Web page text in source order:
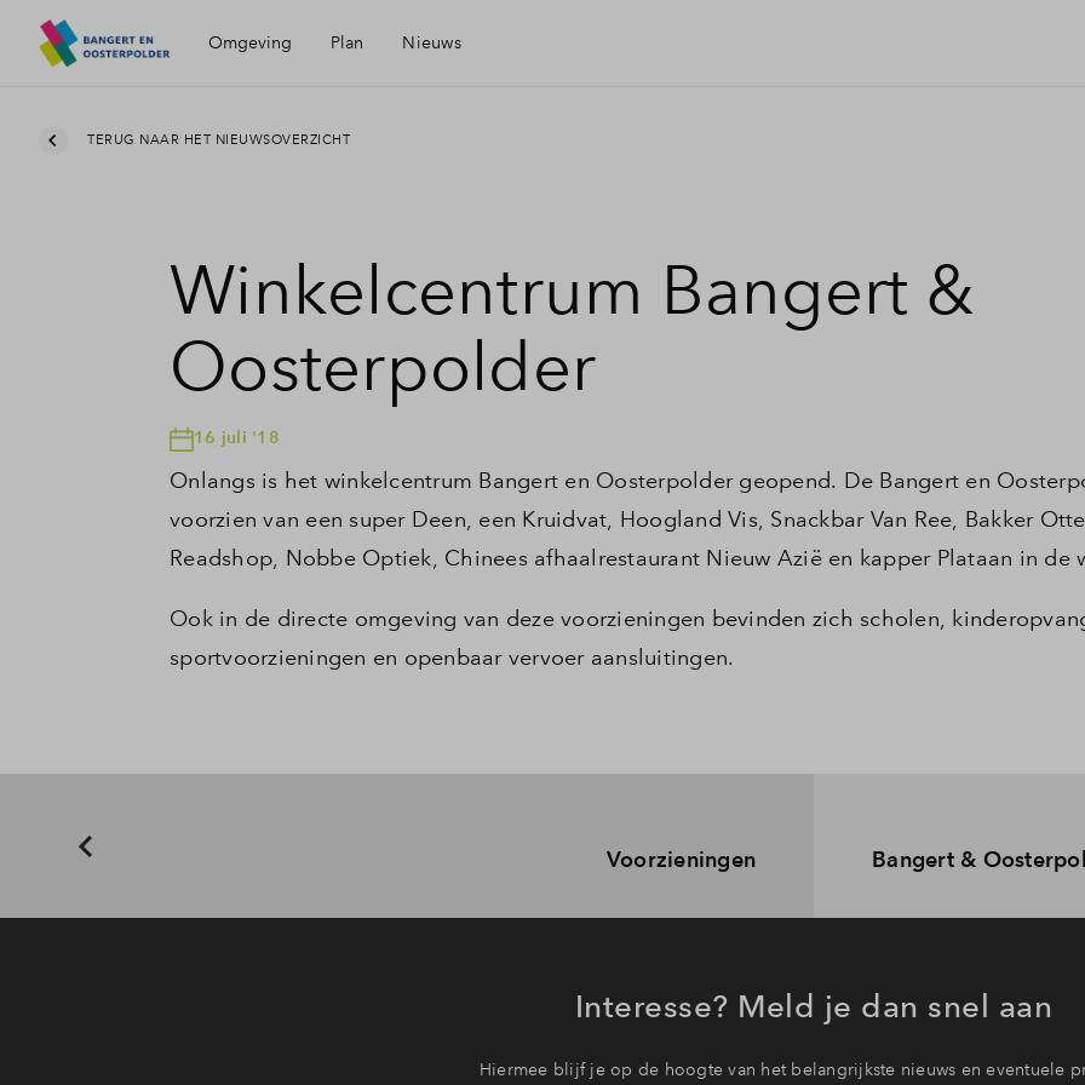
Omgeving
Ligging
Voorzieningen
Hoorn
Geschiedenis
Plan
Partners
Nieuws
TERUG NAAR HET NIEUWSOVERZICHT
Winkelcentrum Bangert &
Oosterpolder
16 juli '18
Onlangs is het winkelcentrum Bangert en Oosterpolder geopend. De Bangert en
voorzien van een super Deen, een Kruidvat, Hoogland Vis, Snackbar Van Ree, Bakker
Readshop, Nobbe Optiek, Chinees afhaalrestaurant Nieuw Azië en kapper Plataan in de
Ook in de directe omgeving van deze voorzieningen bevinden zich scholen,
sportvoorzieningen en openbaar vervoer aansluitingen.
Voorzieningen Bangert &
Interesse? Meld je dan snel aan
Hiermee blijf je op de hoogte van het belangrijkste nieuws en eventuele